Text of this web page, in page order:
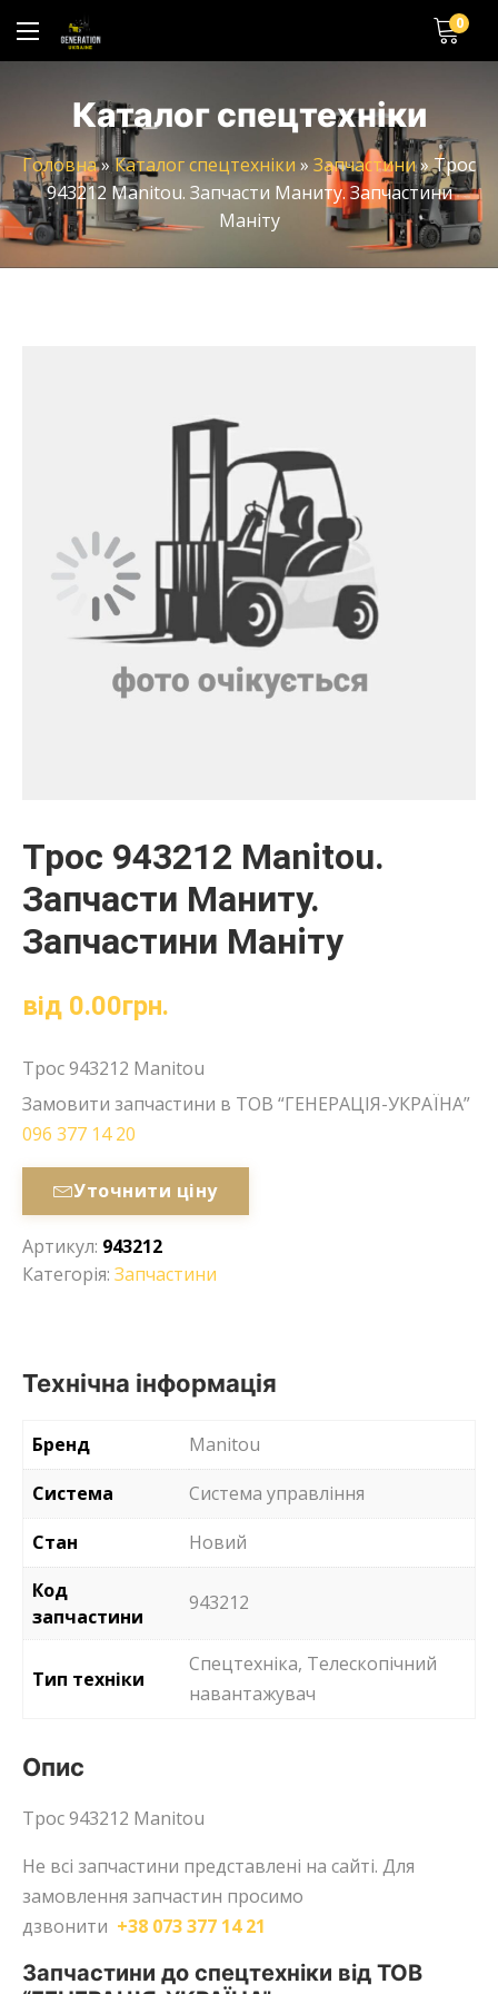
0
Каталог спецтехніки
Головна» Каталог спецтехніки» Запчастини»Трос
943212 Manitou. Запчасти Маниту. Запчастини
Маніту
Трос 943212 Manitou.
Запчасти Маниту.
Запчастини Маніту
від 0.00грн.
Трос 943212 Manitou
Замовити запчастини в ТОВ “ГЕНЕРАЦІЯ-УКРАЇНА”
096 377 14 20
Уточнити ціну
Артикул: 943212
Категорія: Запчастини
Технічна інформація
Бренд
Manitou
Система
Система управління
Стан
Новий
Код
запчастини
943212
Тип техніки
Спецтехніка, Телескопічний
навантажувач
Опис
Трос 943212 Manitou
Не всі запчастини представлені на сайті. Для
замовлення запчастин просимо
дзвонити +38 073 377 14 21
Запчастини до спецтехніки від ТОВ